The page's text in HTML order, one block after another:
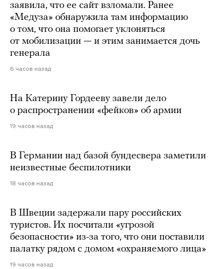
заявила, что ее сайт взломали. Ранее
«Медуза» обнаружила там информацию
о том, что она помогает уклоняться
от мобилизации — и этим занимается дочь
генерала
6 часов назад
На Катерину Гордееву завели дело
о распространении «фейков» об армии
19 часов назад
В Германии над базой бундесвера заметили
неизвестные беспилотники
18 часов назад
В Швеции задержали пару российских
туристов. Их посчитали «угрозой
безопасности» из-за того, что они поставили
палатку рядом с домом «охраняемого лица»
19 часов назад